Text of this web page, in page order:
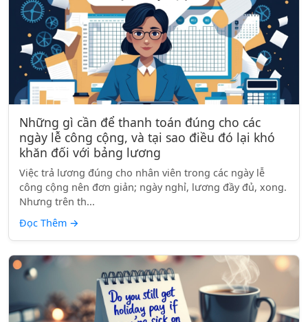
Những gì cần để thanh toán đúng cho các
ngày lễ công cộng, và tại sao điều đó lại khó
khăn đối với bảng lương
Việc trả lương đúng cho nhân viên trong các ngày lễ
công cộng nên đơn giản; ngày nghỉ, lương đầy đủ, xong.
Nhưng trên th...
Đọc Thêm →